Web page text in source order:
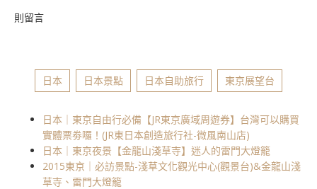
則留言
日本 日本景點 日本自助旅行 東京展望台
日本｜東京自由行必備【JR東京廣域周遊券】台灣可以購買
實體票劵囉！(JR東日本創造旅行社-微風南山店)
日本｜東京夜景【金龍山淺草寺】迷人的雷門大燈籠
2015東京｜必訪景點-淺草文化觀光中心(觀景台)&金龍山淺
草寺、雷門大燈籠